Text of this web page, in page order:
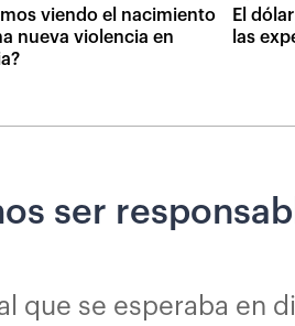
viendo el nacimiento
nueva violencia en
El
las
ser
que se esperaba en